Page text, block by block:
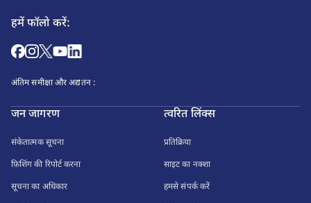
हमें फॉलो करें:
अंतिम समीक्षा और अद्यतन :
जन जागरण
संकेतात्मक सूचना
फ़िशिंग की रिपोर्ट करना
सूचना का अधिकार
त्वरित लिंक्स
प्रतिक्रिया
साइट का नक्शा
हमसे संपर्क करें